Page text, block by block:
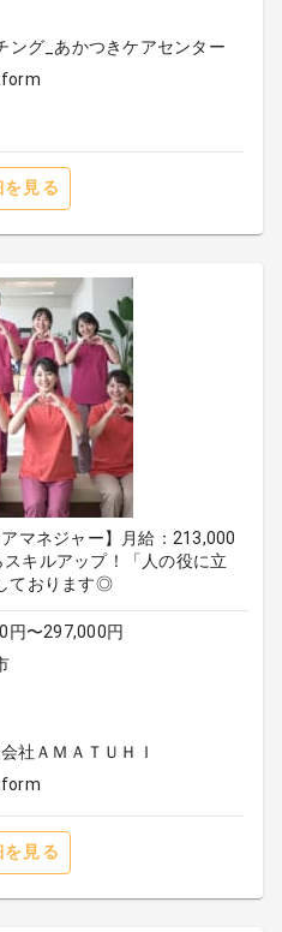
ング_あかつきケアセンター
を見る
マネジャー】月給：213,000
キルアップ！「人の役に立
ております◎
円〜297,000円
社ＡＭＡＴＵＨＩ
を見る